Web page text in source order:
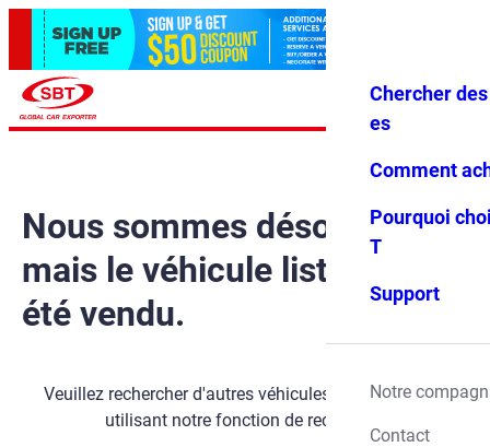
Se conne
Favoris Menu
Chercher
es
Comment
Pourquoi
T
Support
Notre
Contact
Nous sommes désolés,
mais le véhicule listé a déjà
été vendu.
Veuillez rechercher d'autres véhicules disponibles en
utilisant notre fonction de recherche.